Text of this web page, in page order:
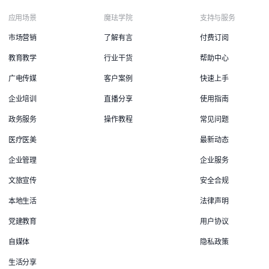
应用场景
市场营销
教育教学
广电传媒
企业培训
政务服务
医疗医美
企业管理
文旅宣传
本地生活
党建教育
自媒体
生活分享
魔珐学院
了解有言
行业干货
客户案例
直播分享
操作教程
支持与服务
付费订阅
帮助中心
快速上手
使用指南
常见问题
最新动态
企业服务
安全合规
法律声明
用户协议
隐私政策